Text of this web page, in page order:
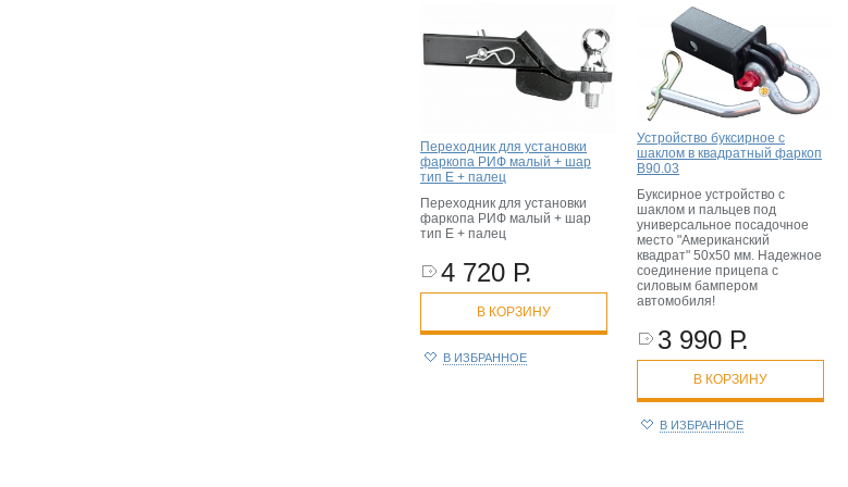
Переходник для установки
фаркопа РИФ малый + шар
тип E + палец
Переходник для установки
фаркопа РИФ малый + шар
тип E + палец
4 720 Р.
В КОРЗИНУ
В ИЗБРАННОЕ
Устройство буксирное с
шаклом в квадратный фаркоп
B90.03
Буксирное устройство с
шаклом и пальцев под
универсальное посадочное
место "Американский
квадрат" 50х50 мм. Надежное
соединение прицепа с
силовым бампером
автомобиля!
3 990 Р.
В КОРЗИНУ
В ИЗБРАННОЕ